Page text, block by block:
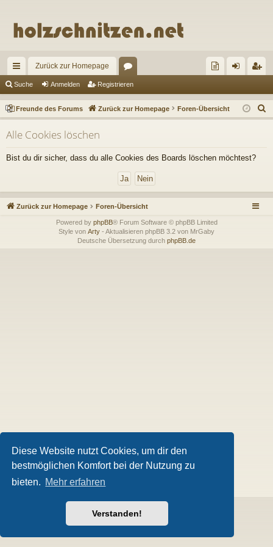
Diese Website nutzt Cookies, um dir den
bestmöglichen Komfort bei der Nutzung zu
bieten. Mehr erfahren
Verstanden!
ch
ne
llz
ug
riff
Zurück zur Homepage
or
en un
de
s
ru
m
el
n
ist
rie
Suche Anmelden Registrieren
Freunde des Forums Zurück zur Homepage Foren-Übersicht
u
Alle Cookies löschen
Bist du dir sicher, dass du alle Cookies des Boards löschen möchtest?
Zurück zur Homepage Foren-Übersicht
Powered by phpBB® Forum Software © phpBB Limited
Style von Arty - Aktualisieren phpBB 3.2 von MrGaby
Deutsche Übersetzung durch phpBB.de